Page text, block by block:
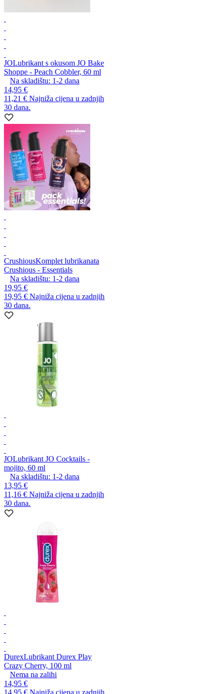
JOLubrikant s okusom JO Bake
Shoppe - Peach Cobbler, 60 ml
Na skladištu: 1-2 dana
14,95 €
11,21 € Najniža cijena u zadnjih
30 dana.
CrushiousKomplet lubrikanata
Crushious - Essentials
Na skladištu: 1-2 dana
19,95 €
19,95 € Najniža cijena u zadnjih
30 dana.
JOLubrikant JO Cocktails -
mojito, 60 ml
Na skladištu: 1-2 dana
13,95 €
11,16 € Najniža cijena u zadnjih
30 dana.
DurexLubrikant Durex Play
Crazy Cherry, 100 ml
Nema na zalihi
14,95 €